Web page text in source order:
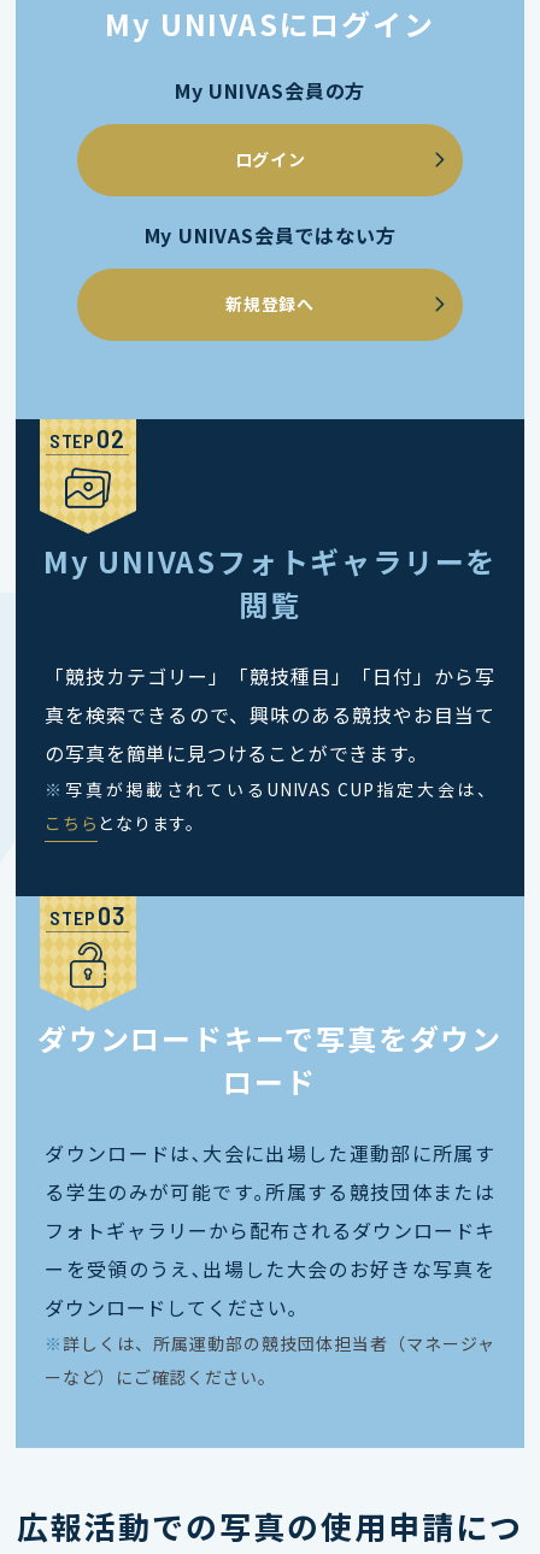
My UNIVASにログイン
My UNIVAS会員の方
ログイン
My UNIVAS会員ではない方
新規登録へ
STEP
My UNIVASフォトギャラリーを
閲覧
「競技カテゴリー」「競技種目」「日付」から写
真を検索できるので、興味のある競技やお目当て
の写真を簡単に見つけることができます。
※ 写真が掲載されているUNIVAS CUP指定大会は、
こちら となります。
STEP
ダウンロードキーで写真をダウン
ロード
ダウンロードは､大会に出場した運動部に所属す
る学生のみが可能です｡所属する競技団体または
フォトギャラリーから配布されるダウンロードキ
ーを受領のうえ､出場した大会のお好きな写真を
ダウンロードしてください｡
※ 詳しくは、所属運動部の競技団体担当者（マネージャ
ーなど）にご確認ください。
広報活動での写真の使用申請につ